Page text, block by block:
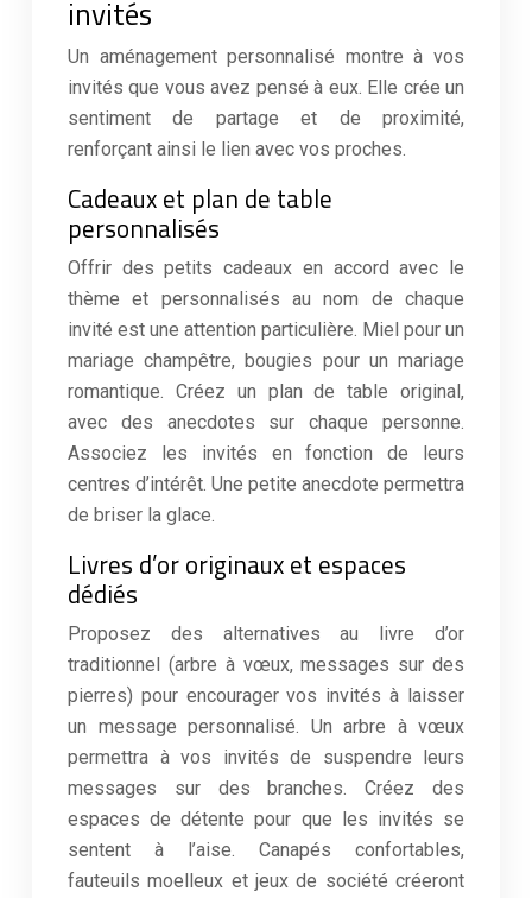
invités
Un aménagement personnalisé montre à vos
invités que vous avez pensé à eux. Elle crée un
sentiment de partage et de proximité,
renforçant ainsi le lien avec vos proches.
Cadeaux et plan de table
personnalisés
Offrir des petits cadeaux en accord avec le
thème et personnalisés au nom de chaque
invité est une attention particulière. Miel pour un
mariage champêtre, bougies pour un mariage
romantique. Créez un plan de table original,
avec des anecdotes sur chaque personne.
Associez les invités en fonction de leurs
centres d’intérêt. Une petite anecdote permettra
de briser la glace.
Livres d’or originaux et espaces
dédiés
Proposez des alternatives au livre d’or
traditionnel (arbre à vœux, messages sur des
pierres) pour encourager vos invités à laisser
un message personnalisé. Un arbre à vœux
permettra à vos invités de suspendre leurs
messages sur des branches. Créez des
espaces de détente pour que les invités se
sentent à l’aise. Canapés confortables,
fauteuils moelleux et jeux de société créeront